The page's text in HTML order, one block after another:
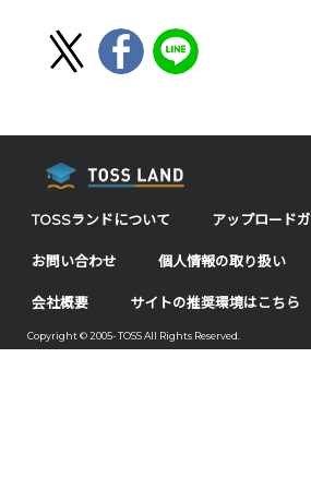
TOSSランドについて アップロード
お問い合わせ 個人情報の取り扱い
会社概要 サイトの推奨環境はこちら
Copyright © 2005- TOSS All Rights Reserved.